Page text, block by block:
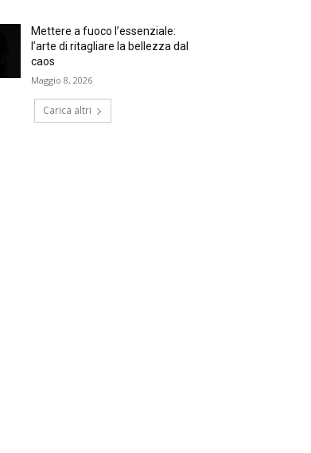
Mettere a fuoco l’essenziale:
l’arte di ritagliare la bellezza dal
caos
Maggio 8, 2026
Carica altri